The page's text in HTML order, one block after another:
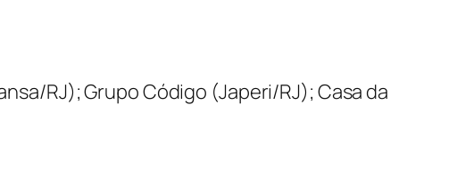
RJ); Grupo Código (Japeri/RJ); Casa da